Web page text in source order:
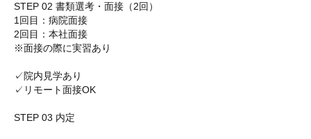
STEP 02 書類選考・面接（2回）
1回目：病院面接
2回目：本社面接
※面接の際に実習あり
✓院内見学あり
✓リモート面接OK
STEP 03 内定